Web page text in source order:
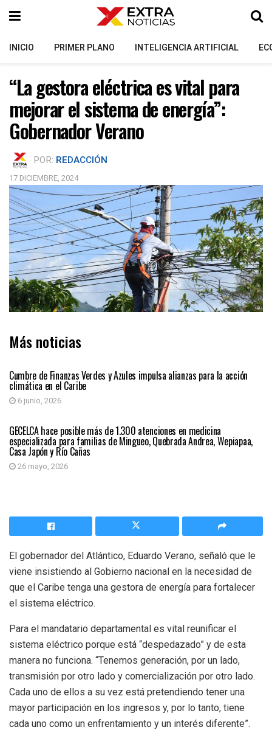
INICIO PRIMER PLANO INTELIGENCIA ARTIFICIAL
“La gestora eléctrica es vital para
mejorar el sistema de energía”:
Gobernador Verano
POR: REDACCIÓN
17 DICIEMBRE, 2024
Más noticias
Cumbre de Finanzas Verdes y Azules impulsa alianzas para la acción
climática en el Caribe
6 junio, 2026
REGIÓN CARIBE
GECELCA hace posible más de 1.300 atenciones en medicina
especializada para familias de Mingueo, Quebrada Andrea, Wepiapaa,
Casa Japón y Río Cañas
26 mayo, 2026
El gobernador del Atlántico, Eduardo Verano, señaló que le
viene insistiendo al Gobierno nacional en la necesidad de
que el Caribe tenga una gestora de energía para fortalecer
el sistema eléctrico.
Para el mandatario departamental es vital reunificar el
sistema eléctrico porque está “despedazado” y de esta
manera no funciona. “Tenemos generación, por un lado,
transmisión por otro lado y comercialización por otro lado.
Cada uno de ellos a su vez está pretendiendo tener una
mayor participación en los ingresos y, por lo tanto, tiene
cada uno como un enfrentamiento y un interés diferente”.